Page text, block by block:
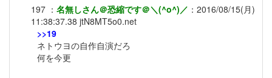
197 ： 名無しさん＠恐縮です＠＼(^o^)／ ： 2016/08/15(月)
11:38:37.38 jtN8MT5o0.net
>>19
ネトウヨの自作自演だろ
何を今更